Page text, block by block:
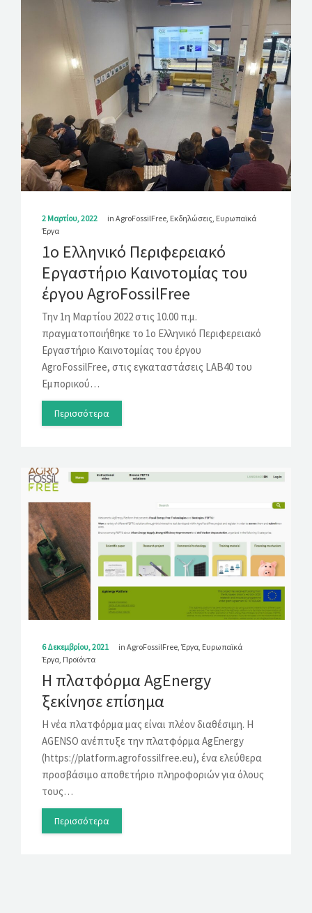
2 Μαρτίου, 2022 in AgroFossilFree, Εκδηλώσεις, Ευρωπαϊκά
Έργα
1ο Ελληνικό Περιφερειακό
Εργαστήριο Καινοτομίας του
έργου AgroFossilFree
Την 1η Μαρτίου 2022 στις 10.00 π.μ.
πραγματοποιήθηκε το 1ο Ελληνικό Περιφερειακό
Εργαστήριο Καινοτομίας του έργου
AgroFossilFree, στις εγκαταστάσεις LAB40 του
Εμπορικού…
Περισσότερα
6 Δεκεμβρίου, 2021 in AgroFossilFree, Έργα, Ευρωπαϊκά
Έργα, Προϊόντα
Η πλατφόρμα AgEnergy
ξεκίνησε επίσημα
Η νέα πλατφόρμα μας είναι πλέον διαθέσιμη. Η
AGENSO ανέπτυξε την πλατφόρμα AgEnergy
(https://platform.agrofossilfree.eu), ένα ελεύθερα
προσβάσιμο αποθετήριο πληροφοριών για όλους
τους…
Περισσότερα